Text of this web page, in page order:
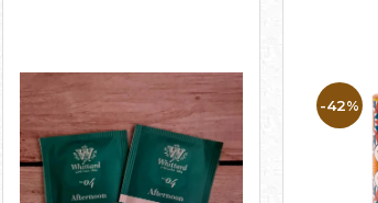
-42%